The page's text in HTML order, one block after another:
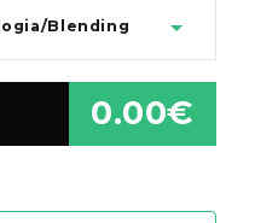
Blending
0.00€